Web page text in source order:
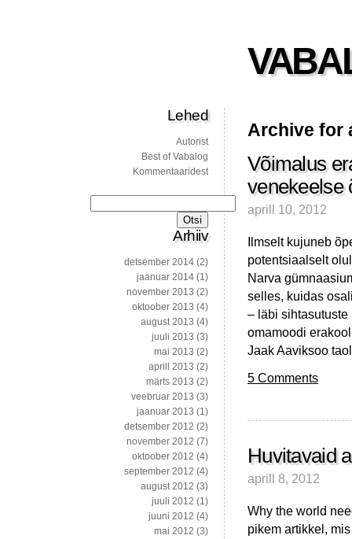
Archive for
Võimalus
venekeelse
aprill 10, 2012
Ilmselt kujuneb
potentsiaalselt
Narva
selles, kuidas
– läbi
omamoodi
Jaak Aaviksoo
5 Comments
Huvitavaid
aprill 8, 2012
Why the world
pikem artikkel,
Lehed
Autorist
Best of Vabalog
Kommentaaridest
Arhiiv
detsember 2014 (2)
jaanuar 2014 (1)
november 2013 (2)
oktoober 2013 (4)
august 2013 (4)
juuli 2013 (3)
mai 2013 (2)
aprill 2013 (2)
märts 2013 (2)
veebruar 2013 (3)
jaanuar 2013 (1)
detsember 2012 (2)
november 2012 (7)
oktoober 2012 (4)
september 2012 (4)
august 2012 (3)
juuli 2012 (1)
juuni 2012 (4)
mai 2012 (3)